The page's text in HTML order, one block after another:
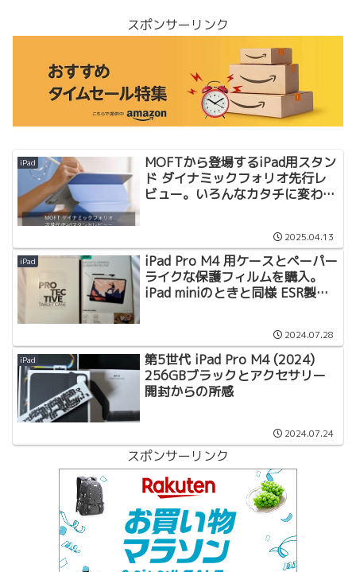
スポンサーリンク
iPad
MOFTから登場するiPad用スタン
ド ダイナミックフォリオ先行レ
ビュー。いろんなカタチに変わる
2025.04.13
iPad
iPad Pro M4 用ケースとペーパー
ライクな保護フィルムを購入。
iPad miniのときと同様 ESR製品
2024.07.28
iPad
第5世代 iPad Pro M4 (2024)
256GBブラックとアクセサリー
開封からの所感
2024.07.24
スポンサーリンク